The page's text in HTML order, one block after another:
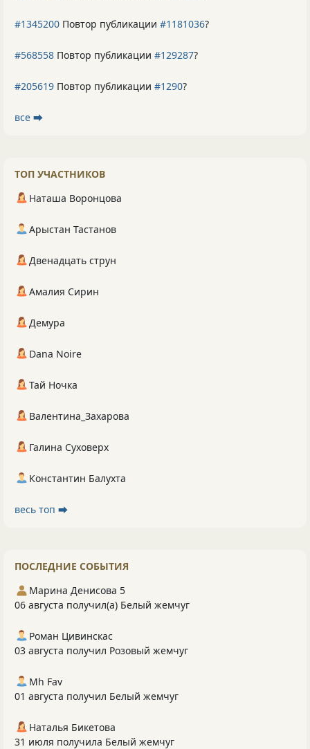
#1345200 Повтор публикации #1181036?
#568558 Повтор публикации #129287?
#205619 Повтор публикации #1290?
все ⮕
ТОП УЧАСТНИКОВ
Наташа Воронцова
Арыстан Тастанов
Двенадцать струн
Амалия Сирин
Демура
Dana Noire
Тай Ночка
Валентина_Захарова
Галина Суховерх
Константин Балухта
весь топ ⮕
ПОСЛЕДНИЕ СОБЫТИЯ
Марина Денисова 5
06 августа получил(а) Белый жемчуг
Роман Цивинскас
03 августа получил Розовый жемчуг
Mh Fav
01 августа получил Белый жемчуг
Наталья Бикетова
31 июля получила Белый жемчуг